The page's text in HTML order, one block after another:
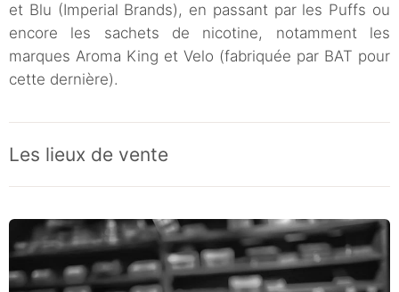
et Blu (Imperial Brands), en passant par les Puffs ou
encore les sachets de nicotine, notamment les
marques Aroma King et Velo (fabriquée par BAT pour
cette dernière).
Les lieux de vente